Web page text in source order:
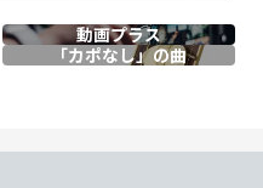
動画プラス
「カポなし」の曲